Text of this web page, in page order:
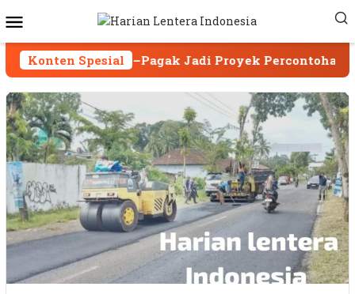
ke
kontenMobile
Konten Spesial
Jadi Proyek Percontohan Asesor